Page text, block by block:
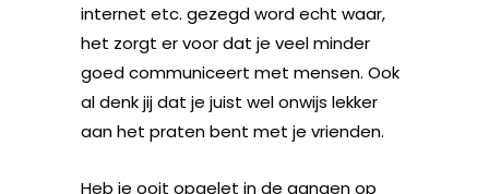
internet etc. gezegd word echt waar,
het zorgt er voor dat je veel minder
goed communiceert met mensen. Ook
al denk jij dat je juist wel onwijs lekker
aan het praten bent met je vrienden.
Heb je ooit opgelet in de gangen op